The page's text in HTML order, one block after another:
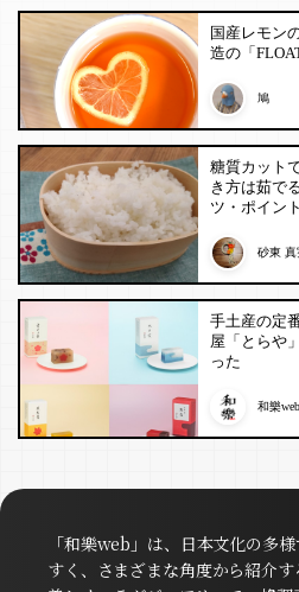
国産レモン
造の「
鳩
糖質カット
き方は茹で
ツ・ポイン
砂東 真
手土産の定
屋「とらや
った
和樂
「和樂web」は、日本文化の多
すく、さまざまな角度から紹介す